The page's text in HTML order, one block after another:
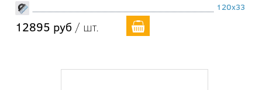
120x33
12895 руб / шт.